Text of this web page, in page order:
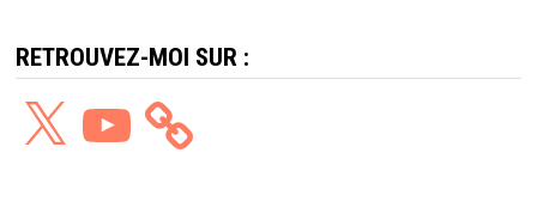
RETROUVEZ-MOI SUR :
YouTube